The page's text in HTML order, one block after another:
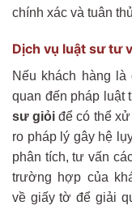
chính xác và tuân
Dịch vụ luật sư tư
Nếu khách hàng
quan đến pháp luật
sư giỏi để có thể
ro pháp lý gây hệ
phân tích, tư vấn
trường hợp của
về giấy tờ để giải